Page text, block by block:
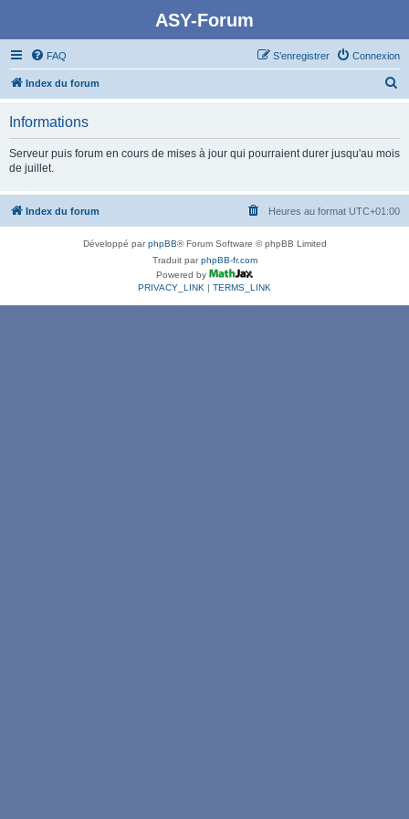
ASY-Forum
FAQ Connexion
S’enregistrer
Index du forum
c
Informations
Serveur puis forum en cours de mises à jour qui pourraient durer jusqu'au mois
de juillet.
Index du forum Heures au format UTC+01:00
Développé parphpBB® Forum Software © phpBB Limited
Traduit parphpBB-fr.com
Powered by
PRIVACY_LINK | TERMS_LINK